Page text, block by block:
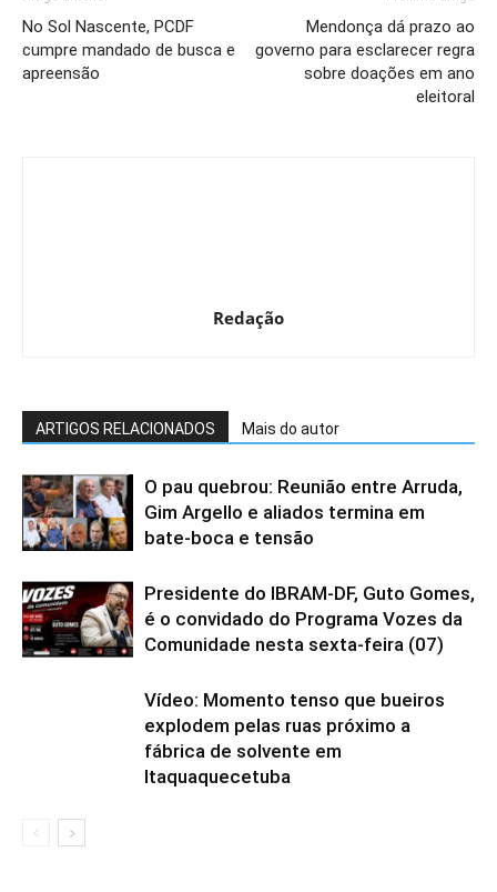
No Sol Nascente, PCDF
cumpre mandado de busca e
apreensão
Mendonça dá prazo ao
governo para esclarecer regra
sobre doações em ano
eleitoral
Redação
ARTIGOS RELACIONADOS Mais do autor
O pau quebrou: Reunião entre Arruda,
Gim Argello e aliados termina em
bate-boca e tensão
Presidente do IBRAM-DF, Guto Gomes,
é o convidado do Programa Vozes da
Comunidade nesta sexta-feira (07)
Vídeo: Momento tenso que bueiros
explodem pelas ruas próximo a
fábrica de solvente em
Itaquaquecetuba